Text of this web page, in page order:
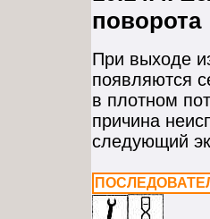
поворота
При выходе
появляются
в плотном
причина
следующий